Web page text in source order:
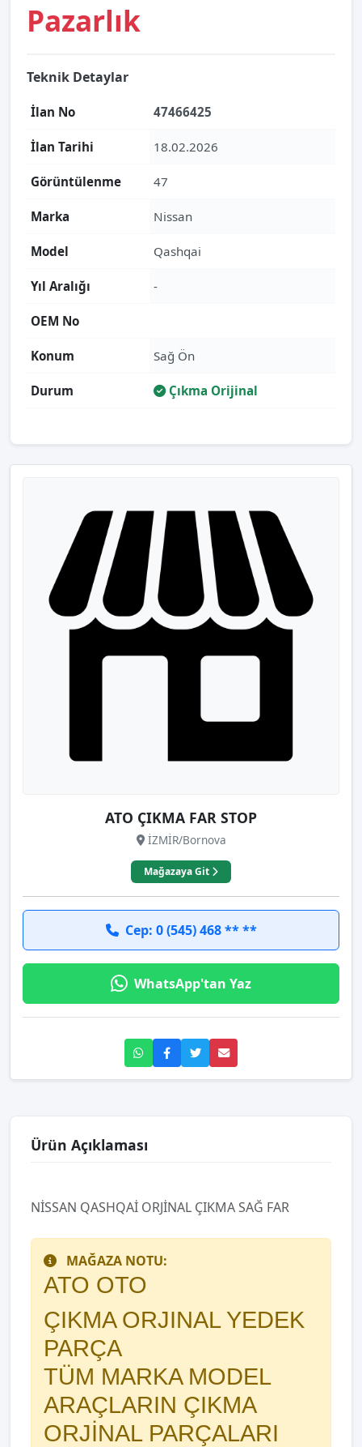
Pazarlık
Teknik Detaylar
İlan No 47466425
İlan Tarihi 18.02.2026
Görüntülenme 47
Marka Nissan
Model Qashqai
Yıl Aralığı -
OEM No
Konum Sağ Ön
Durum Çıkma Orijinal
ATO ÇIKMA FAR STOP
İZMİR/Bornova
Mağazaya Git
Cep: 0 (545) 468 ** **
WhatsApp'tan Yaz
Ürün Açıklaması
NİSSAN QASHQAİ ORJİNAL ÇIKMA SAĞ FAR
MAĞAZA NOTU:
ATO OTO
ÇIKMA ORJINAL YEDEK
PARÇA
TÜM MARKA MODEL
ARAÇLARIN ÇIKMA
ORJİNAL PARÇALARI